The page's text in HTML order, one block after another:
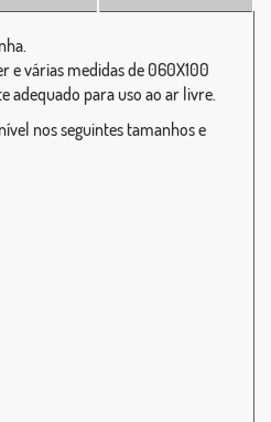
e várias medidas de 060X100
adequado para uso ao ar livre.
nos seguintes tamanhos e